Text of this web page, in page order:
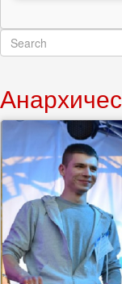
Search